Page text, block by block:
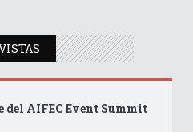
del AIFEC Event Summit